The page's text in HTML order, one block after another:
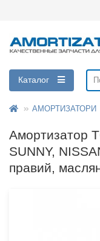
Каталог
АМОРТИЗАТОРИ
Амортизатор
SUNNY,
правий,